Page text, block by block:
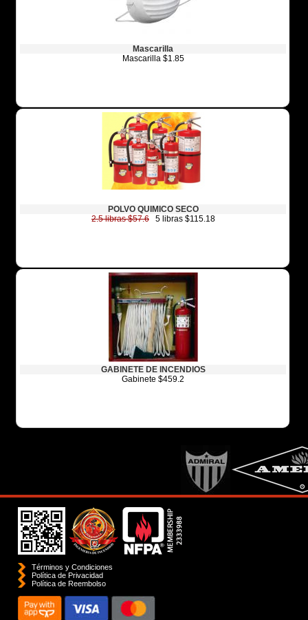
Mascarilla
Mascarilla $1.85
POLVO QUIMICO SECO
2.5 libras $57.65 libras $115.18
GABINETE DE INCENDIOS
Gabinete $459.2
Términos y Condiciones
Política de Privacidad
Polí­tica de Reembolso